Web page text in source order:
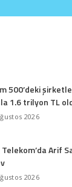
500’deki
1.6 trilyon TL
2026
Arif
2026